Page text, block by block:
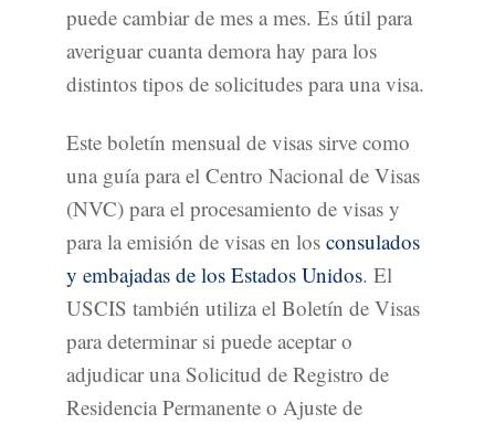
puede cambiar de mes a mes. Es útil para
averiguar cuanta demora hay para los
distintos tipos de solicitudes para una visa.
Este boletín mensual de visas sirve como
una guía para el Centro Nacional de Visas
(NVC) para el procesamiento de visas y
para la emisión de visas en los consulados
y embajadas de los Estados Unidos. El
USCIS también utiliza el Boletín de Visas
para determinar si puede aceptar o
adjudicar una Solicitud de Registro de
Residencia Permanente o Ajuste de